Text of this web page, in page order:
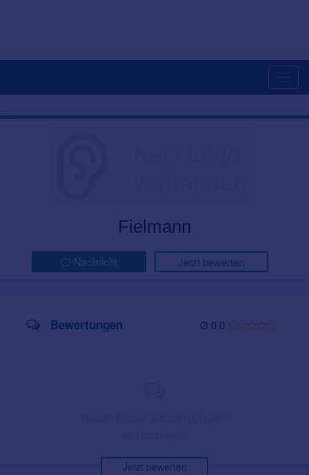
Fielmann
Nachricht Jetzt bewerten
Ø 0,0
Bewertungen
Jetzt bewerten